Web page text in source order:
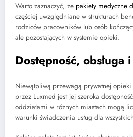
Warto zaznaczyć, że pakiety medyczne
częściej uwzględniane w strukturach
rodziców pracowników lub osób
ale pozostających w systemie opieki.
Dostępność, obsługa
Niewątpliwą przewagą prywatnej
przez Luxmed jest jej szeroka
oddziałami w różnych miastach mogą
warunki świadczenia usług dla